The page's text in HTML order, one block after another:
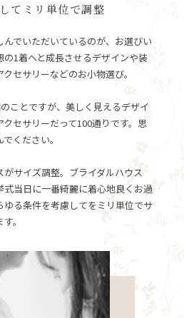
てミリ単位で調整
でいただいているのが、お選びい
1着へと成長させるデザインや装
セサリーなどのお小物選び。
ことですが、美しく見えるデザイ
セサリーだって100通りです。思
ください。
サイズ調整。ブライダルハウス
式当日に一番綺麗に着心地良くお過
ゆる条件を考慮してをミリ単位でサ
。